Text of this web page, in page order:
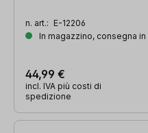
n. art.: E-12206
In magazzino, consegna
44,99 €
incl. IVA più costi di
spedizione